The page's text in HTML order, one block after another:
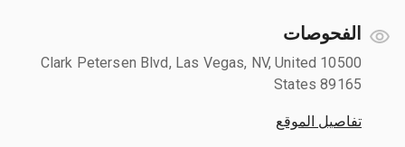
الفحوصات
10500 Clark Petersen Blvd, Las Vegas, NV, United
States 89165
تفاصيل الموقع